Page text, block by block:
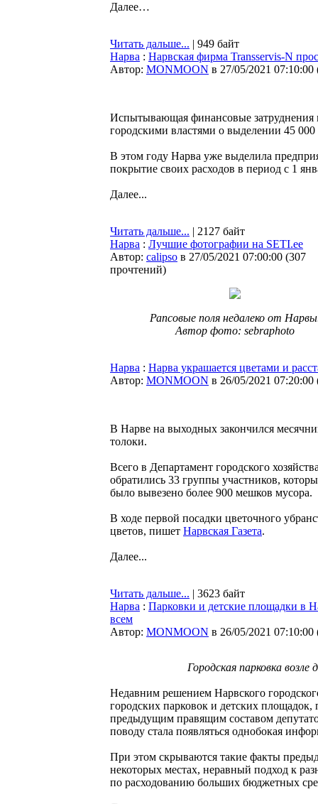
Далее…
Читать дальше... | 949 байт
Нарва : Нарвская фирма Transservis-N
Автор: MONMOON в 27/05/2021 07:10:00
Испытывающая финансовые затруднения
городскими властями о выделении 45 000
В этом году Нарва уже выделила
покрытие своих расходов в период с 1
Далее...
Читать дальше... | 2127 байт
Нарва : Лучшие фотографии на SETI.ee
Автор: calipso в 27/05/2021 07:00:00 (307
прочтений)
Рапсовые поля недалеко от
Автор фото: sebraphoto
Нарва : Нарва украшается цветами и
Автор: MONMOON в 26/05/2021 07:20:00
В Нарве на выходных закончился
толоки.
Всего в Департамент городского
обратились 33 группы участников,
было вывезено более 900 мешков мусора.
В ходе первой посадки цветочного
цветов, пишет Нарвская Газета.
Далее...
Читать дальше... | 3623 байт
Нарва : Парковки и детские площадки в
всем
Автор: MONMOON в 26/05/2021 07:10:00
Городская парковка
Недавним решением Нарвского
городских парковок и детских
предыдущим правящим составом
поводу стала появляться однобокая
При этом скрываются такие факты
некоторых местах, неравный подход к
по расходованию больших бюджетных